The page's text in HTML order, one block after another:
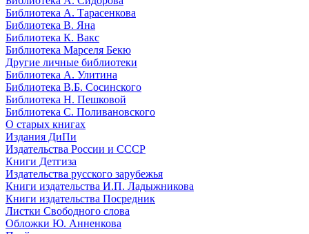
Библиотека А. Тарасенкова
Библиотека В. Яна
Библиотека К. Вакс
Библиотека Марселя Бекю
Другие личные библиотеки
Библиотека А. Улитина
Библиотека В.Б. Сосинского
Библиотека Н. Пешковой
Библиотека С. Поливановского
О старых книгах
Издания ДиПи
Издательства России и СССР
Книги Детгиза
Издательства русского зарубежья
Книги издательства И.П. Ладыжникова
Книги издательства Посредник
Листки Свободного слова
Обложки Ю. Анненкова